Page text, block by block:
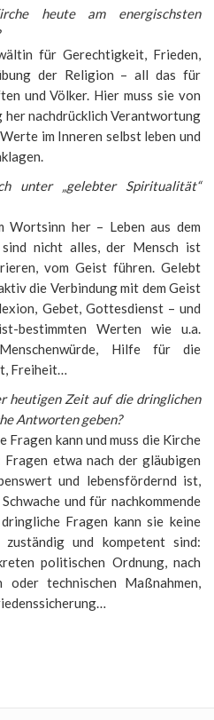
heute am energischsten
für Gerechtigkeit, Frieden,
der Religion – all das für
und Völker. Hier muss sie von
her nachdrücklich Verantwortung
im Inneren selbst leben und
unter „gelebter Spiritualität“
her – Leben aus dem
nicht alles, der Mensch ist
vom Geist führen. Gelebt
die Verbindung mit dem Geist
Gebet, Gottesdienst – und
bestimmten Werten wie u.a.
Hilfe für die
Freiheit…
heutigen Zeit auf die dringlichen
Antworten geben?
kann und muss die Kirche
etwa nach der gläubigen
und lebensfördernd ist,
und für nachkommende
Fragen kann sie keine
und kompetent sind:
politischen Ordnung, nach
oder technischen Maßnahmen,